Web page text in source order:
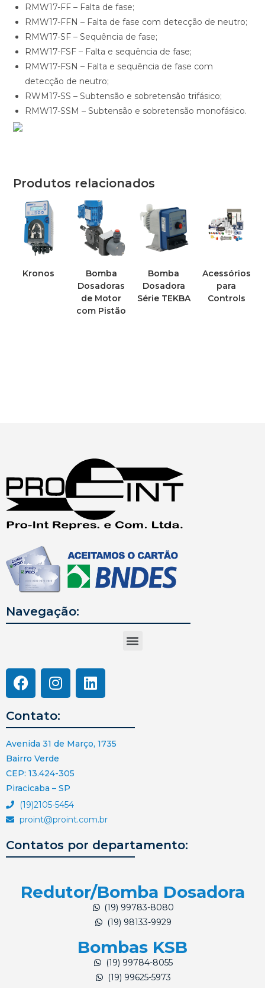
RMW17-FF – Falta de fase;
RMW17-FFN – Falta de fase com detecção de neutro;
RMW17-SF – Sequência de fase;
RMW17-FSF – Falta e sequência de fase;
RMW17-FSN – Falta e sequência de fase com
detecção de neutro;
RWM17-SS – Subtensão e sobretensão trifásico;
RMW17-SSM – Subtensão e sobretensão monofásico.
Produtos relacionados
Kronos
Bomba
Dosadoras
de Motor
com Pistão
Bomba
Dosadora
Série TEKBA
Acessórios
para
Controls
Navegação:
Contato:
Avenida 31 de Março, 1735
Bairro Verde
CEP: 13.424-305
Piracicaba – SP
(19)2105-5454
proint@proint.com.br
Contatos por departamento:
Redutor/Bomba Dosadora
(19) 99783-8080
(19) 98133-9929
Bombas KSB
(19) 99784-8055
(19) 99625-5973